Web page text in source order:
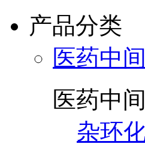
产品分类
医药中
医药中
杂环